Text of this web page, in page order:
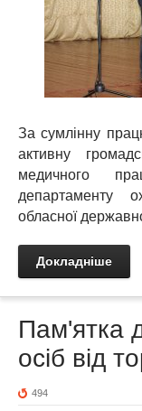
За сумлінну
активну
медичного
департаменту
обласної
Докладніше
Пам'ятка
осіб від
494